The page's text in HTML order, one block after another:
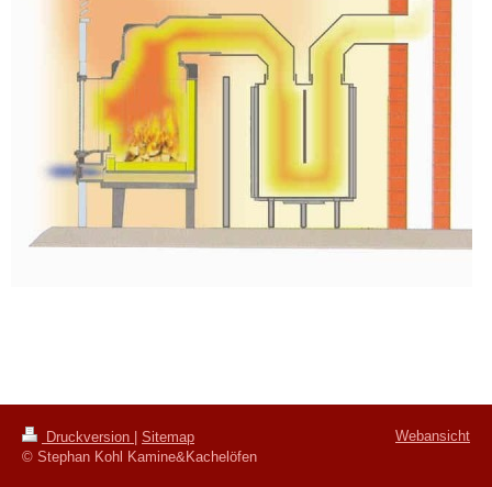
Druckversion | Sitemap
© Stephan Kohl Kamine&Kachelöfen
Webansicht